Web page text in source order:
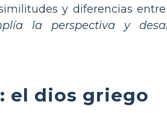
y diferencias
la perspectiva y
el dios griego